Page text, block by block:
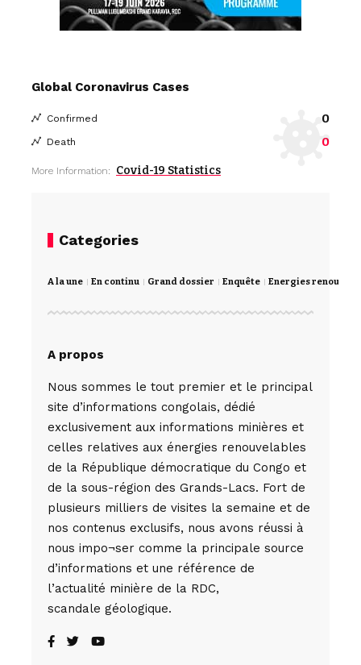
Global Coronavirus Cases
Confirmed 0
Death 0
More Information: Covid-19 Statistics
Categories
A la une En continu Grand dossier Enquête Energies
A propos
Nous sommes le tout premier et le principal
site d’informations congolais, dédié
exclusivement aux informations minières et
celles relatives aux énergies renouvelables
de la République démocratique du Congo et
de la sous-région des Grands-Lacs. Fort de
plusieurs milliers de visites la semaine et de
nos contenus exclusifs, nous avons réussi à
nous impo¬ser comme la principale source
d’informations et une référence de
l’actualité minière de la RDC,
scandale géologique.